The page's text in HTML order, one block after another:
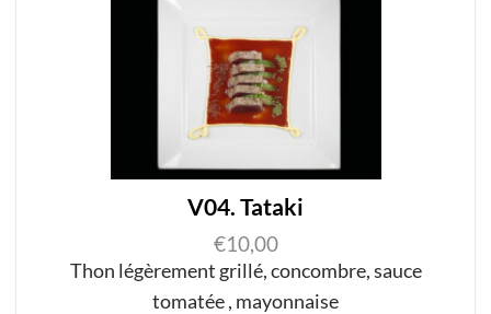
V04. Tataki
€10,00
Thon légèrement grillé,concombre,sauce
tomatée, mayonnaise